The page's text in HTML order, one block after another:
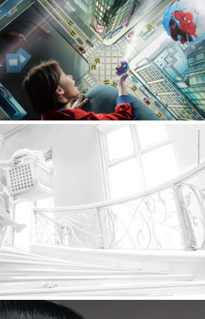
Philips Spiderman Nightlight
VHV insurance